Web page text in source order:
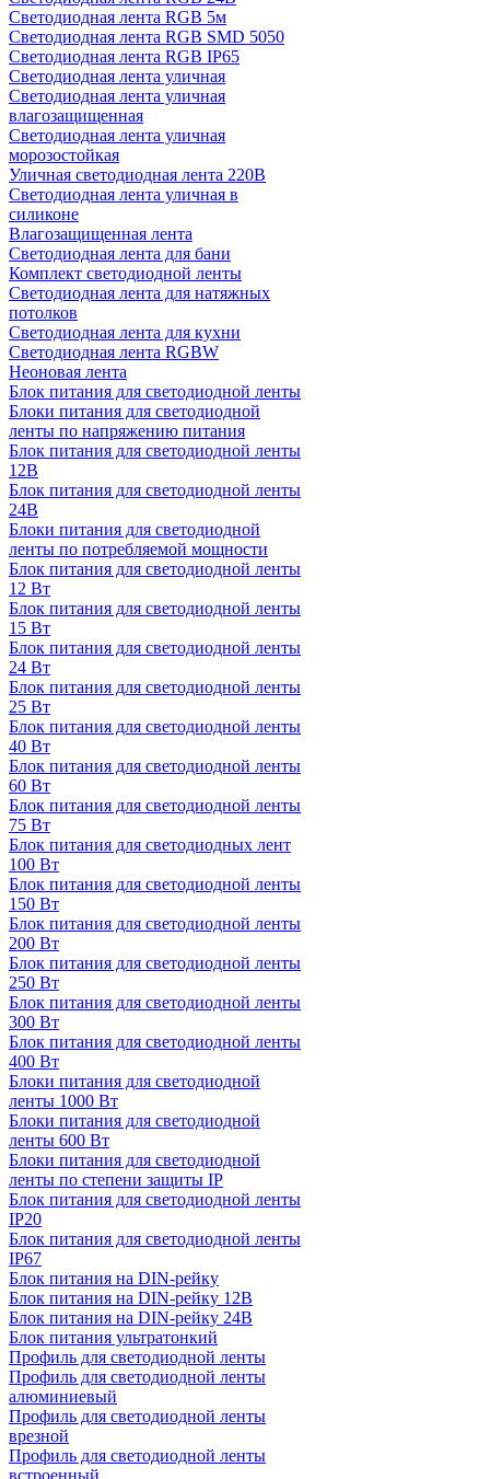
Светодиодная лента RGB 5м
Светодиодная лента RGB SMD 5050
Светодиодная лента RGB IP65
Светодиодная лента уличная
Светодиодная лента уличная
влагозащищенная
Светодиодная лента уличная
морозостойкая
Уличная светодиодная лента 220В
Светодиодная лента уличная в
силиконе
Влагозащищенная лента
Светодиодная лента для бани
Комплект светодиодной ленты
Светодиодная лента для натяжных
потолков
Светодиодная лента для кухни
Светодиодная лента RGBW
Неоновая лента
Блок питания для светодиодной ленты
Блоки питания для светодиодной
ленты по напряжению питания
Блок питания для светодиодной ленты
12В
Блок питания для светодиодной ленты
24В
Блоки питания для светодиодной
ленты по потребляемой мощности
Блок питания для светодиодной ленты
12 Вт
Блок питания для светодиодной ленты
15 Вт
Блок питания для светодиодной ленты
24 Вт
Блок питания для светодиодной ленты
25 Вт
Блок питания для светодиодной ленты
40 Вт
Блок питания для светодиодной ленты
60 Вт
Блок питания для светодиодной ленты
75 Вт
Блок питания для светодиодных лент
100 Вт
Блок питания для светодиодной ленты
150 Вт
Блок питания для светодиодной ленты
200 Вт
Блок питания для светодиодной ленты
250 Вт
Блок питания для светодиодной ленты
300 Вт
Блок питания для светодиодной ленты
400 Вт
Блоки питания для светодиодной
ленты 1000 Вт
Блоки питания для светодиодной
ленты 600 Вт
Блоки питания для светодиодной
ленты по степени защиты IP
Блок питания для светодиодной ленты
IP20
Блок питания для светодиодной ленты
IP67
Блок питания на DIN-рейку
Блок питания на DIN-рейку 12В
Блок питания на DIN-рейку 24В
Блок питания ультратонкий
Профиль для светодиодной ленты
Профиль для светодиодной ленты
алюминиевый
Профиль для светодиодной ленты
врезной
Профиль для светодиодной ленты
встроенный